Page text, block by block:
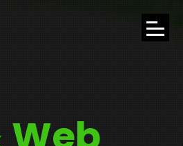
APRI